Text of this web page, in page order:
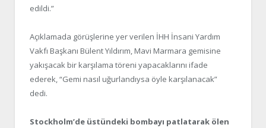
edildi.”
Açıklamada görüşlerine yer verilen İHH İnsani Yardım
Vakfı Başkanı Bülent Yıldırım, Mavi Marmara gemisine
yakışacak bir karşılama töreni yapacaklarını ifade
ederek, “Gemi nasıl uğurlandıysa öyle karşılanacak”
dedi.
Stockholm’de üstündeki bombayı patlatarak ölen